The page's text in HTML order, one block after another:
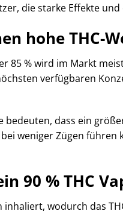
die starke Effekte
hohe THC-
85 % wird im Markt
verfügbaren
bedeuten, dass ein
weniger Zügen
90 % THC
inhaliert, wodurch das